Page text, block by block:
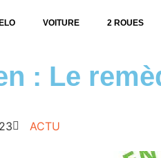
VOITURE 2 ROUES
: Le
ACTU